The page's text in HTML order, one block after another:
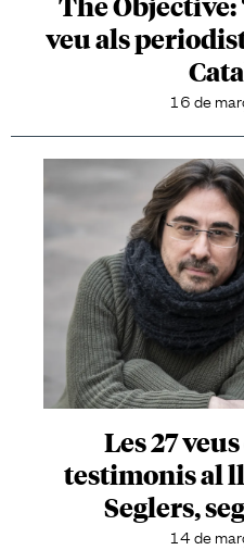
veu als
16 de
Les 27
testimonis al
Seglers,
14 de